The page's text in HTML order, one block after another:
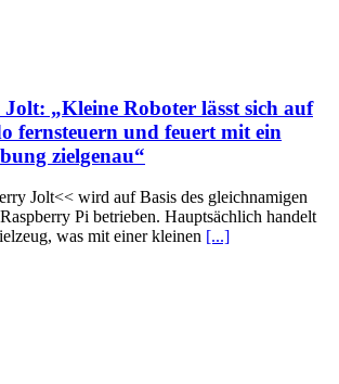
„Kleine Roboter lässt sich auf
fernsteuern und feuert mit ein
zielgenau“
Jolt<< wird auf Basis des gleichnamigen
Pi betrieben. Hauptsächlich handelt
was mit einer kleinen [...]